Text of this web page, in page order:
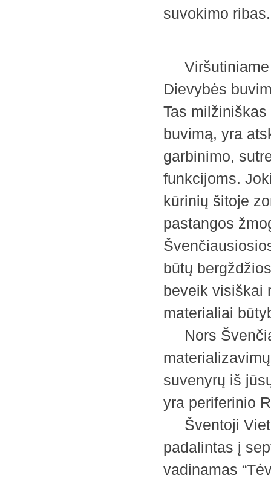
Viršutiniame
Dievybės
Tas
buvimą, yra
garbinimo,
funkcijoms.
kūrinių šitoje
pastangos
būtų
beveik visiškai
materialiai
Nors
suvenyrų iš
yra periferinio
Šventoji
padalintas į
vadinamas